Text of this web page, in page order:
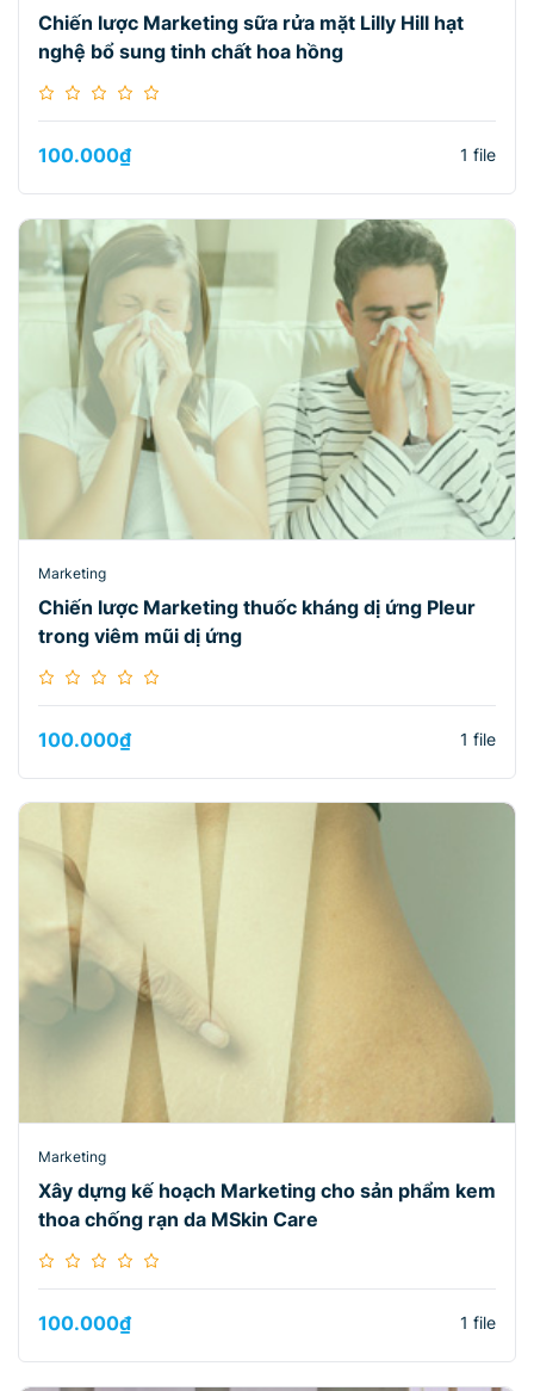
Chiến lược Marketing sữa rửa mặt Lilly Hill hạt
nghệ bổ sung tinh chất hoa hồng
100.000₫ 1 file
Marketing
Chiến lược Marketing thuốc kháng dị ứng Pleur
trong viêm mũi dị ứng
100.000₫ 1 file
Marketing
Xây dựng kế hoạch Marketing cho sản phẩm kem
thoa chống rạn da MSkin Care
100.000₫ 1 file